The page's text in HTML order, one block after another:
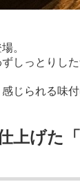
。
しっとりし
じられる味付
上げた